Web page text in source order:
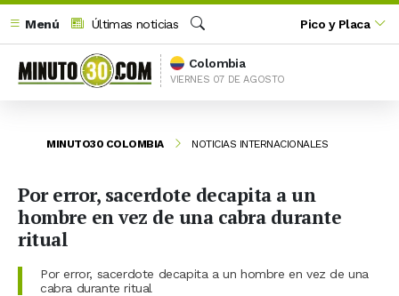
Menú
Últimas noticias
Buscar
Pico y Placa
Colombia
VIERNES 07 DE AGOSTO
MINUTO30 COLOMBIA NOTICIAS INTERNACIONALES
Por error, sacerdote decapita a un
hombre en vez de una cabra durante
ritual
Por error, sacerdote decapita a un hombre en vez de una
cabra durante ritual